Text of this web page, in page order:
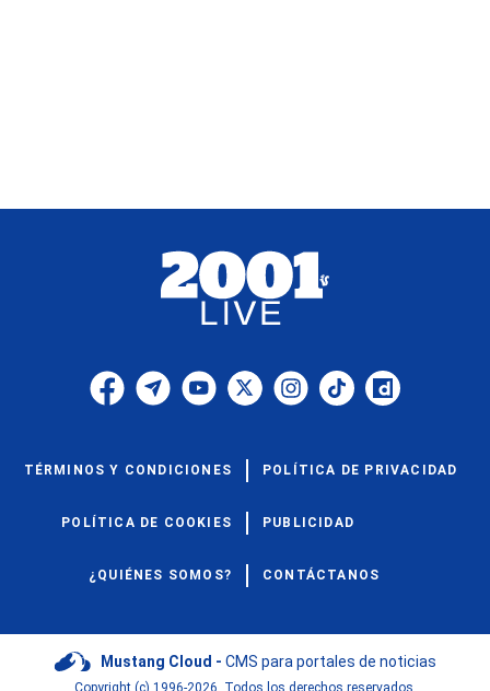
TÉRMINOS Y CONDICIONES POLÍTICA DE PRIVACIDAD
POLÍTICA DE COOKIES PUBLICIDAD
¿QUIÉNES SOMOS? CONTÁCTANOS
Mustang Cloud - CMS para portales de noticias
Copyright (c) 1996-2026. Todos los derechos reservados.